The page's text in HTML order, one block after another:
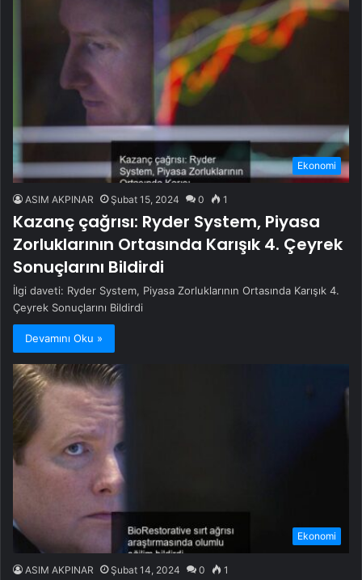
Ekonomi
ASIM AKPINAR Şubat 15, 2024 0 1
Kazanç çağrısı: Ryder System, Piyasa
Zorluklarının Ortasında Karışık 4. Çeyrek
Sonuçlarını Bildirdi
İlgi daveti: Ryder System, Piyasa Zorluklarının Ortasında Karışık 4.
Çeyrek Sonuçlarını Bildirdi
Devamını Oku »
Ekonomi
ASIM AKPINAR Şubat 14, 2024 0 1